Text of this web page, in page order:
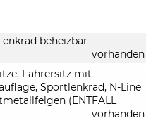
beheizbar
vorhanden
Fahrersitz mit
Sportlenkrad, N-Line
(ENTFALL
vorhanden